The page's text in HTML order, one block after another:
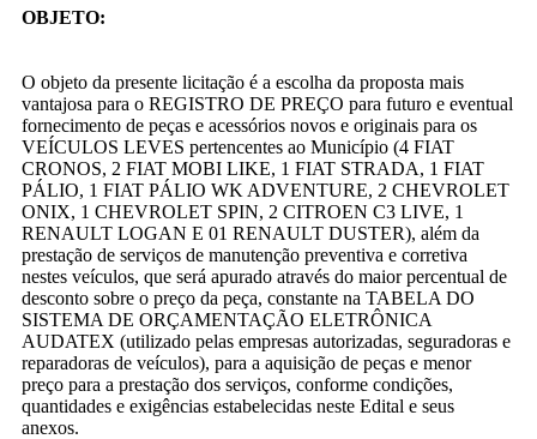
OBJETO:
O objeto da presente licitação é a escolha da proposta mais
vantajosa para o REGISTRO DE PREÇO para futuro e eventual
fornecimento de peças e acessórios novos e originais para os
VEÍCULOS LEVES pertencentes ao Município (4 FIAT
CRONOS, 2 FIAT MOBI LIKE, 1 FIAT STRADA, 1 FIAT
PÁLIO, 1 FIAT PÁLIO WK ADVENTURE, 2 CHEVROLET
ONIX, 1 CHEVROLET SPIN, 2 CITROEN C3 LIVE, 1
RENAULT LOGAN E 01 RENAULT DUSTER), além da
prestação de serviços de manutenção preventiva e corretiva
nestes veículos, que será apurado através do maior percentual de
desconto sobre o preço da peça, constante na TABELA DO
SISTEMA DE ORÇAMENTAÇÃO ELETRÔNICA
AUDATEX (utilizado pelas empresas autorizadas, seguradoras e
reparadoras de veículos), para a aquisição de peças e menor
preço para a prestação dos serviços, conforme condições,
quantidades e exigências estabelecidas neste Edital e seus
anexos.